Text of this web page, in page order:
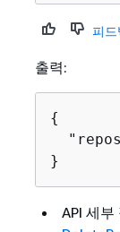
피드
출력:
{
}
API 세부